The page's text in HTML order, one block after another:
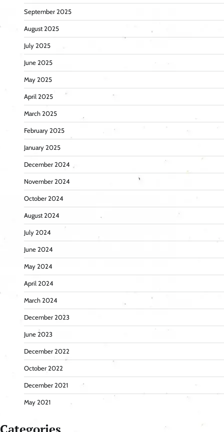
September 2025
August 2025
July 2025
June 2025
May 2025
April 2025
March 2025
February 2025
January 2025
December 2024
November 2024
October 2024
August 2024
July 2024
June 2024
May 2024
April 2024
March 2024
December 2023
June 2023
December 2022
October 2022
December 2021
May 2021